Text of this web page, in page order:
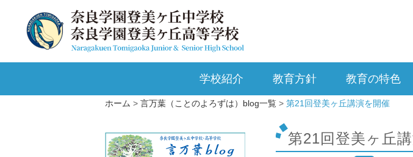
学校紹介 教育方針 教育の特色
ホーム 言万葉（ことのよろずは）blog一覧 第21回登美ヶ丘講演を開催
第21回登美ヶ丘